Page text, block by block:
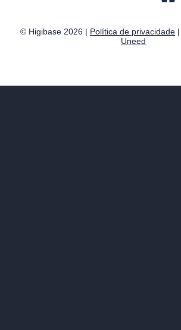
© Higibase 2026 | Política de privacidade
Uneed